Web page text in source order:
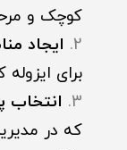
کوچک و
ایجاد
برای
انتخاب
که در